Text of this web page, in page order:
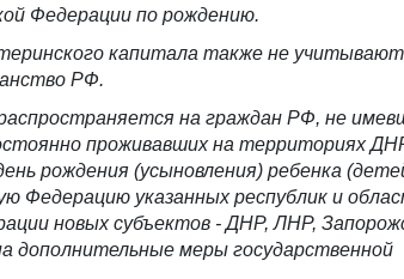
Федерации по рождению.
еринского капитала также не
РФ.
на граждан РФ, не
проживавших на территориях
рождения (усыновления) ребенка
Федерацию указанных республик и
новых субъектов - ДНР, ЛНР,
дополнительные меры государственной